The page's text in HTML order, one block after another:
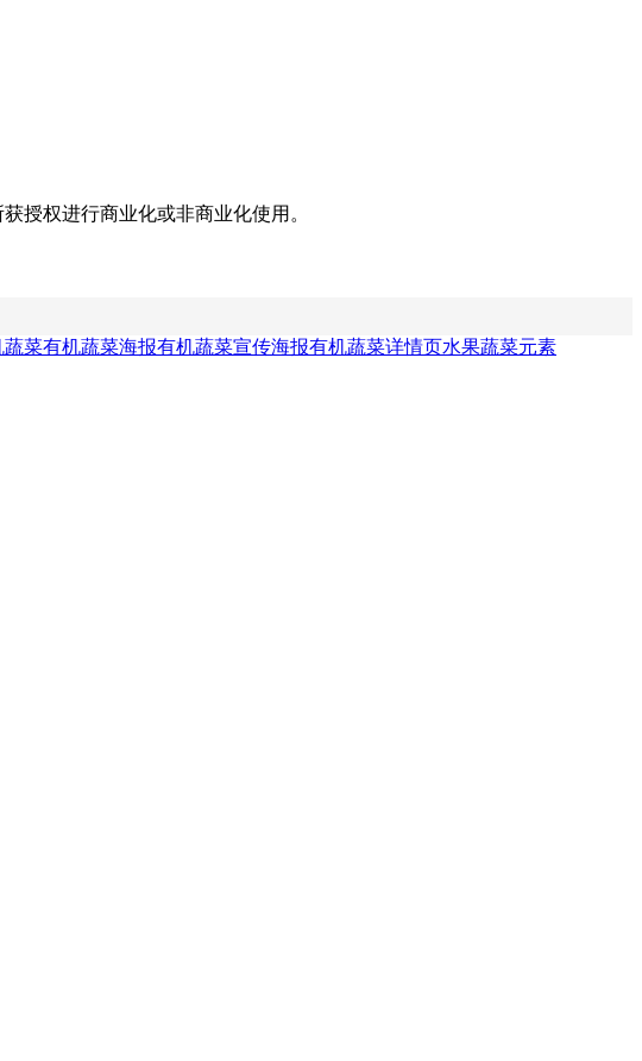
授权进行商业化或非商业化使用。
蔬菜有机蔬菜海报有机蔬菜宣传海报有机蔬菜详情页水果蔬菜元素